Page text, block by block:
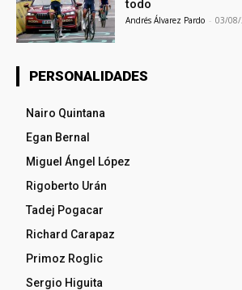
todo
Andrés Álvarez Pardo - 03/
PERSONALIDADES
Nairo Quintana
Egan Bernal
Miguel Ángel López
Rigoberto Urán
Tadej Pogacar
Richard Carapaz
Primoz Roglic
Sergio Higuita